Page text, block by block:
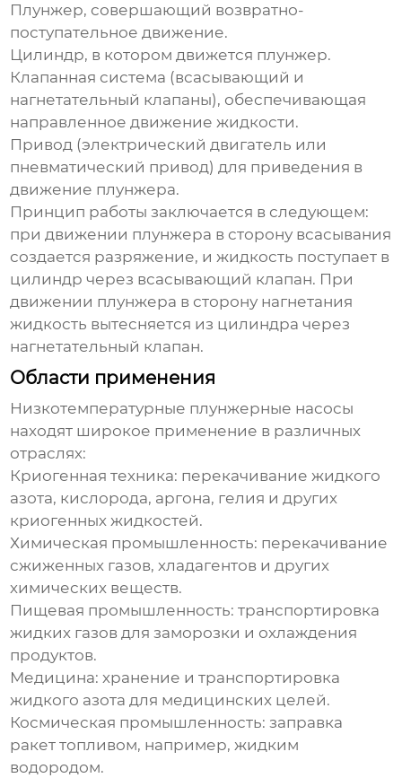
Плунжер, совершающий возвратно-
поступательное движение.
Цилиндр, в котором движется плунжер.
Клапанная система (всасывающий и
нагнетательный клапаны), обеспечивающая
направленное движение жидкости.
Привод (электрический двигатель или
пневматический привод) для приведения в
движение плунжера.
Принцип работы заключается в следующем:
при движении плунжера в сторону всасывания
создается разряжение, и жидкость поступает в
цилиндр через всасывающий клапан. При
движении плунжера в сторону нагнетания
жидкость вытесняется из цилиндра через
нагнетательный клапан.
Области применения
Низкотемпературные плунжерные насосы
находят широкое применение в различных
отраслях:
Криогенная техника: перекачивание жидкого
азота, кислорода, аргона, гелия и других
криогенных жидкостей.
Химическая промышленность: перекачивание
сжиженных газов, хладагентов и других
химических веществ.
Пищевая промышленность: транспортировка
жидких газов для заморозки и охлаждения
продуктов.
Медицина: хранение и транспортировка
жидкого азота для медицинских целей.
Космическая промышленность: заправка
ракет топливом, например, жидким
водородом.